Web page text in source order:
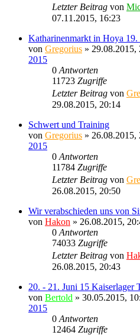
Letzter Beitrag von
07.11.2015, 16:23
Katharinenmarkt in Hoya 19.
von Gregorius » 29.08.2015,
2015
0 Antworten
11723 Zugriffe
Letzter Beitrag von
29.08.2015, 20:14
Schwert und Training
von Gregorius » 26.08.2015,
2015
0 Antworten
11784 Zugriffe
Letzter Beitrag von
26.08.2015, 20:50
Wir verabschieden uns von
von Hakon » 26.08.2015,
0 Antworten
74033 Zugriffe
Letzter Beitrag von
26.08.2015, 20:43
20. - 21. Juni 15 Kaiserlager
von Bertold » 30.05.2015,
2015
0 Antworten
12464 Zugriffe